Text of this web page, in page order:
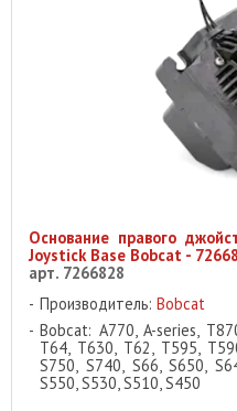
Основание правого
Joystick Base Bobcat -
арт. 7266828
Производитель: Bobcat
Bobcat: A770, A-series,
T64, T630, T62, T595,
S750, S740, S66, S650,
S550, S530, S510, S450